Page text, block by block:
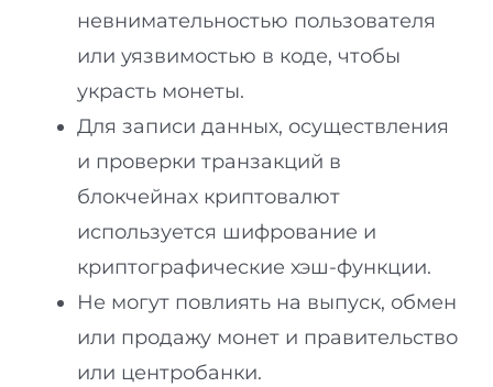
невнимательностью пользователя
или уязвимостью в коде, чтобы
украсть монеты.
Для записи данных, осуществления
и проверки транзакций в
блокчейнах криптовалют
используется шифрование и
криптографические хэш-функции.
Не могут повлиять на выпуск, обмен
или продажу монет и правительство
или центробанки.